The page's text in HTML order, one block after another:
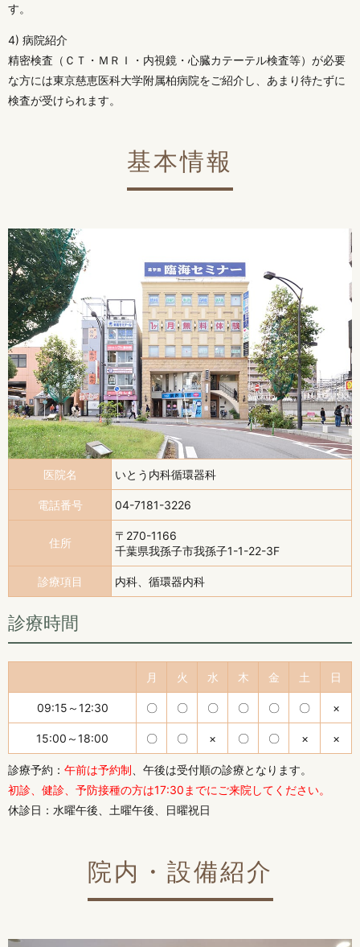
す。
4) 病院紹介
精密検査（ＣＴ・ＭＲＩ・内視鏡・心臓カテーテル検査等）が必要
な方には東京慈恵医科大学附属柏病院をご紹介し、あまり待たずに
検査が受けられます。
基本情報
医院名 いとう内科循環器科
電話番号 04-7181-3226
住所
〒270-1166
千葉県我孫子市我孫子1-1-22-3F
診療項目 内科、循環器内科
診療時間
月 火 水 木 金 土 日
09:15～12:30 〇 〇 〇 〇 〇 〇 ×
15:00～18:00 〇 〇 × 〇 〇 × ×
診療予約： 午前は予約制 、午後は受付順の診療となります。
初診、健診、予防接種の方は17:30までにご来院してください。
休診日：水曜午後、土曜午後、日曜祝日
院内・設備紹介